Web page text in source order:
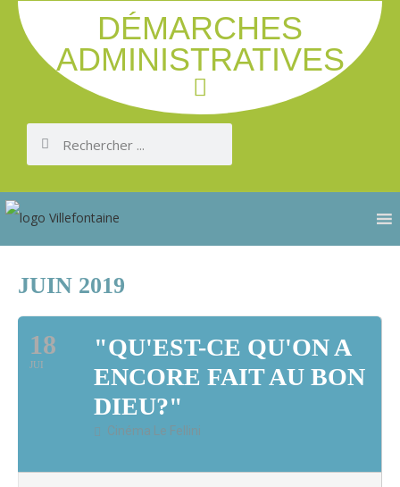
DÉMARCHES
ADMINISTRATIVES
JUIN 2019
18
JUI
"QU'EST-CE QU'ON A
ENCORE FAIT AU BON
DIEU?"
Cinéma Le Fellini